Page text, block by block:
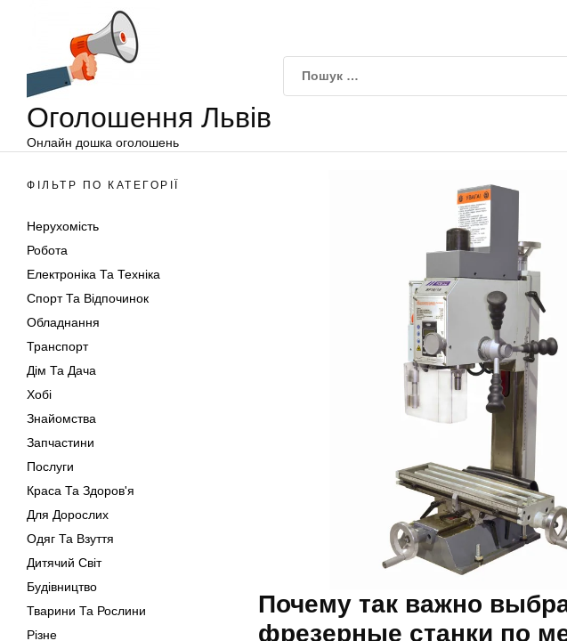
Оголошення Львів
Онлайн дошка оголошень
ФІЛЬТР ПО КАТЕГОРІЇ
Нерухомість
Робота
Електроніка Та Техніка
Спорт Та Відпочинок
Обладнання
Транспорт
Дім Та Дача
Хобі
Знайомства
Запчастини
Послуги
Краса Та Здоров'я
Для Дорослих
Одяг Та Взуття
Дитячий Світ
Будівництво
Тварини Та Рослини
Різне
Почему так важно
фрезерные станки по